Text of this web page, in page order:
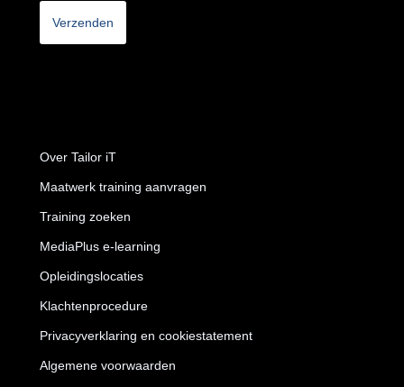
Over Tailor iT
Maatwerk training aanvragen
Training zoeken
MediaPlus e-learning
Opleidingslocaties
Klachtenprocedure
Privacyverklaring en cookiestatement
Algemene voorwaarden